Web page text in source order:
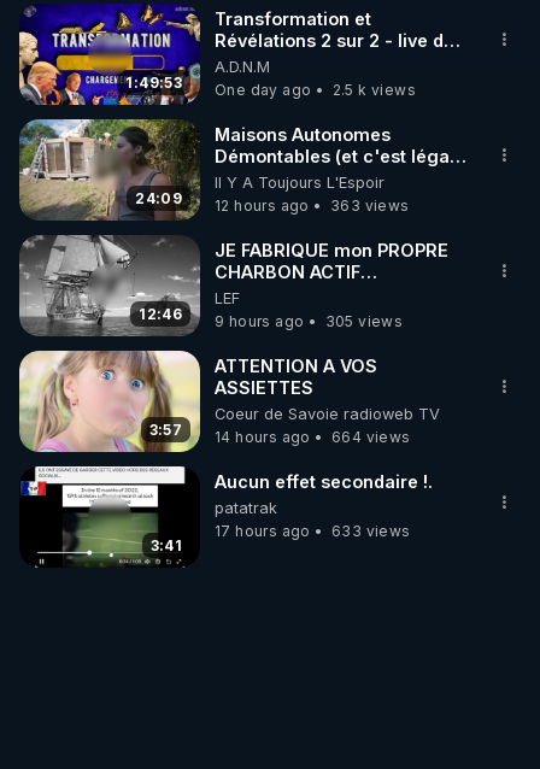
▶ 30 jours gratuit sur l’application de méditation et
de bien-être ENVOL :
Rendez-vous sur https://www.envol.app/code
le code : REGENERE
1:49:53
Transformation et
Révélations 2 sur 2 - live du
07/08/26
A.D.N.M
One day ago
2.5 k views
24:09
Maisons Autonomes
Démontables (et c'est légal).
Visite éco village en
Bretagne
Il Y A Toujours L'Espoir
12 hours ago
363 views
12:46
JE FABRIQUE mon PROPRE
CHARBON ACTIF
GRATUITEMENT pour
Purifier mon EAU
LEF
9 hours ago
305 views
3:57
ATTENTION A VOS
ASSIETTES
Coeur de Savoie radioweb TV
14 hours ago
664 views
3:41
Aucun effet secondaire !.
patatrak
17 hours ago
633 views